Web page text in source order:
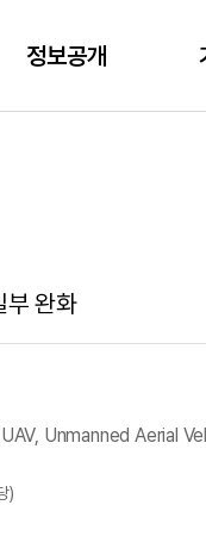
정보공개
완화
Unmanned Aerial
)